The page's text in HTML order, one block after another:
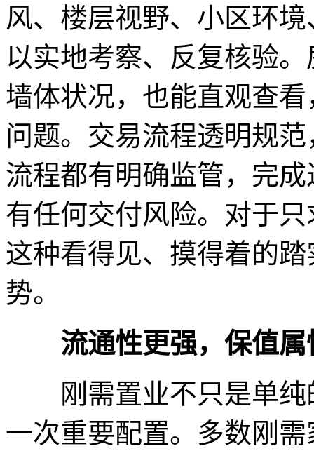
风、楼层视野、小区环
以实地考察、反复核验
墙体状况，也能直观查
问题。交易流程透明规
流程都有明确监管，完
有任何交付风险。对于
这种看得见、摸得着的
势。
流通性更强，保值属
刚需置业不只是单纯
一次重要配置。多数刚